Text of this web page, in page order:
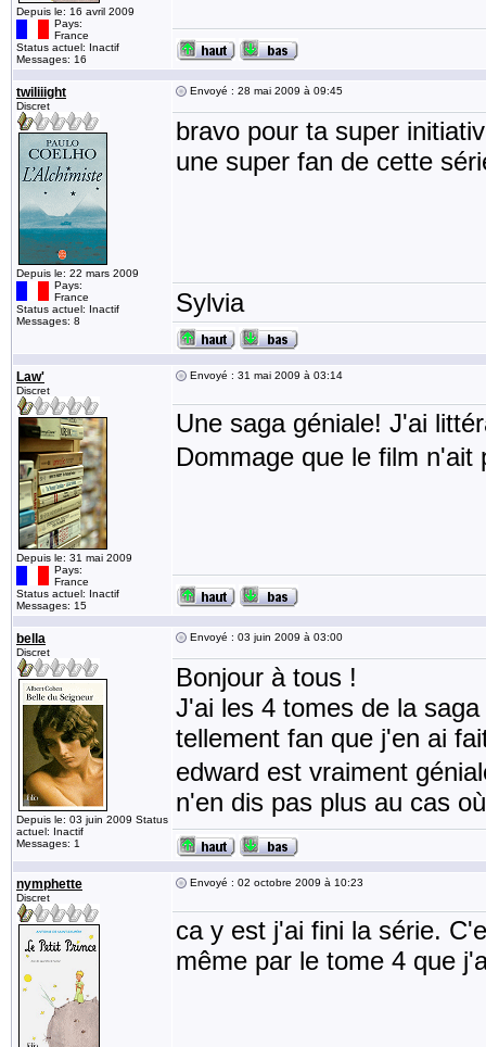
Depuis le: 16 avril 2009
Pays:
France
Status actuel: Inactif
Messages: 16
twiliiight
Discret
Depuis le: 22 mars 2009
Pays:
France
Status actuel: Inactif
Messages: 8
Envoyé : 28 mai 2009 à 09:45
bravo pour ta super
une super fan de cette
Sylvia
Law'
Discret
Depuis le: 31 mai 2009
Pays:
France
Status actuel: Inactif
Messages: 15
Envoyé : 31 mai 2009 à 03:14
Une saga géniale! J'ai
Dommage que le film
bella
Discret
Depuis le: 03 juin 2009 Status
actuel: Inactif
Messages: 1
Envoyé : 03 juin 2009 à 03:00
Bonjour à tous !
J'ai les 4 tomes de la
tellement fan que j'en ai
edward est vraiment
n'en dis pas plus au cas
nymphette
Discret
Envoyé : 02 octobre 2009 à 10:23
ca y est j'ai fini la série.
même par le tome 4 que